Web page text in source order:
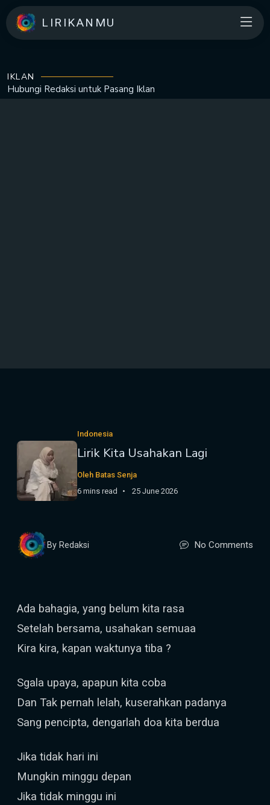
LIRIKANMU
IKLAN
Hubungi Redaksi untuk Pasang Iklan
Indonesia
Lirik Kita Usahakan Lagi
Oleh Batas Senja
6 mins read
25 June 2026
By Redaksi No Comments
Ada bahagia, yang belum kita rasa
Setelah bersama, usahakan semuaa
Kira kira, kapan waktunya tiba ?
Sgala upaya, apapun kita coba
Dan Tak pernah lelah, kuserahkan padanya
Sang pencipta, dengarlah doa kita berdua
Jika tidak hari ini
Mungkin minggu depan
Jika tidak minggu ini